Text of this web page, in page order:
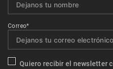
Correo*
Quiero recibir el newsletter